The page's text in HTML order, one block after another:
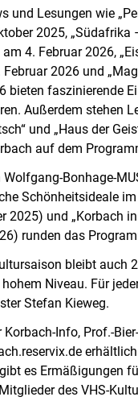
und Lesungen wie
2025, „Südafrika
4. Februar 2026,
2026 und
bieten faszinierende
Außerdem stehen
und „Haus der
auf dem
Bonhage-
Schönheitsideale
2025) und „Korbach
runden das
bleibt auch
Niveau. Für
Stefan Kieweg.
Korbach-Info, Prof.-
es Ermäßigungen
des VHS-